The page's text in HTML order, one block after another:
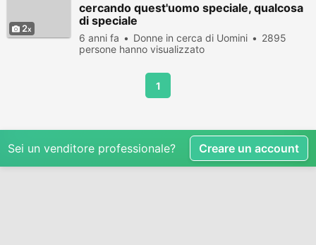
2
cercando quest'uomo speciale, qualcosa
di speciale
6 anni fa Donne in cerca di Uomini
2895
persone hanno visualizzato
1
Sei un venditore professionale? Creare un account